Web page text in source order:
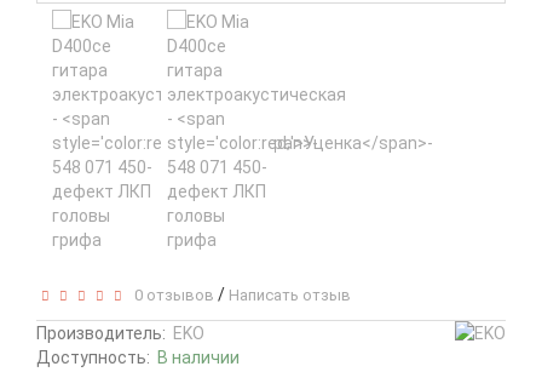
0 отзывов / Написать отзыв
Производитель: EKO
Доступность: В наличии